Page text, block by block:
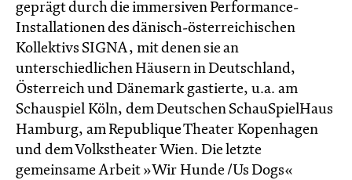
geprägt durch die immersiven Performance-
Installationen des dänisch-österreichischen
Kollektivs SIGNA, mit denen sie an
unterschiedlichen Häusern in Deutschland,
Österreich und Dänemark gastierte, u.a. am
Schauspiel Köln, dem Deutschen SchauSpielHaus
Hamburg, am Republique Theater Kopenhagen
und dem Volkstheater Wien. Die letzte
gemeinsame Arbeit »Wir Hunde /Us Dogs«